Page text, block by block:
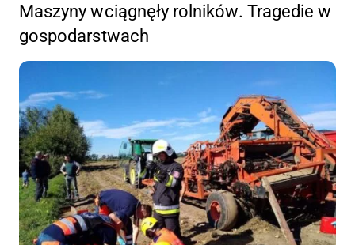
Maszyny wciągnęły rolników. Tragedie w
gospodarstwach